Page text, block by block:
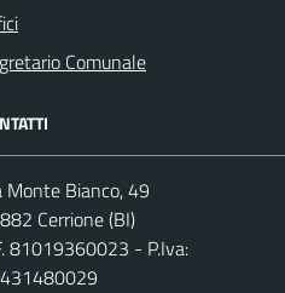
Comunale
Monte Bianco, 49
Cerrione (BI)
81019360023 - P.Iva: